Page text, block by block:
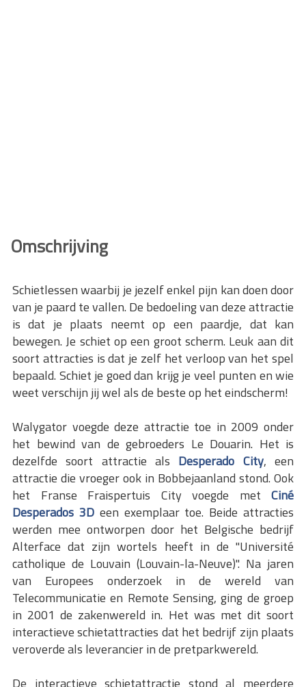
Omschrijving
Schietlessen waarbij je jezelf enkel pijn kan doen door
van je paard te vallen. De bedoeling van deze attractie
is dat je plaats neemt op een paardje, dat kan
bewegen. Je schiet op een groot scherm. Leuk aan dit
soort attracties is dat je zelf het verloop van het spel
bepaald. Schiet je goed dan krijg je veel punten en wie
weet verschijn jij wel als de beste op het eindscherm!
Walygator voegde deze attractie toe in 2009 onder
het bewind van de gebroeders Le Douarin. Het is
dezelfde soort attractie als Desperado City, een
attractie die vroeger ook in Bobbejaanland stond. Ook
het Franse Fraispertuis City voegde met Ciné
Desperados 3Deen exemplaar toe. Beide attracties
werden mee ontworpen door het Belgische bedrijf
Alterface dat zijn wortels heeft in de "Université
catholique de Louvain (Louvain-la-Neuve)". Na jaren
van Europees onderzoek in de wereld van
Telecommunicatie en Remote Sensing, ging de groep
in 2001 de zakenwereld in. Het was met dit soort
interactieve schietattracties dat het bedrijf zijn plaats
veroverde als leverancier in de pretparkwereld.